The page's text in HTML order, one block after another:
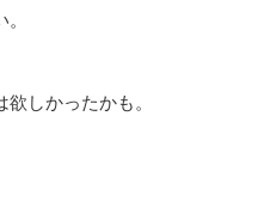
しかったかも。